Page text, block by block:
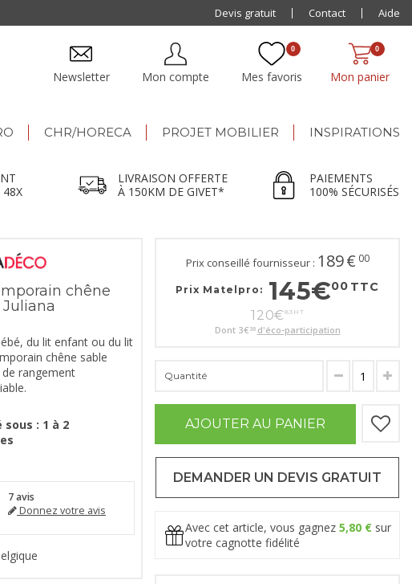
Mon panier
0
Mes favoris
0
Mon compte
Newsletter
CHR/HORECA PROJET MOBILIER INSPIRATIONS
48X
LIVRAISON OFFERTE
À 150KM DE GIVET*
PAIEMENTS
100% SÉCURISÉS
chêne
du lit enfant ou du lit
chêne sable
de rangement
sous : 1 à 2
7avis
Donnez votre avis
Prix conseillé fournisseur : 189€ 00
Prix Matelpro: 145€00 TTC
120€83 HT
Dont 3€ 36 d'éco-participation
Quantité
AJOUTER AU PANIER
DEMANDER UN DEVIS GRATUIT
Avec cet article, vous gagnez 5,80 € sur
votre cagnotte fidélité
Livraison offerte dès 500€ jusqu'à 150km de Givet
Devis gratuit Contact Aide